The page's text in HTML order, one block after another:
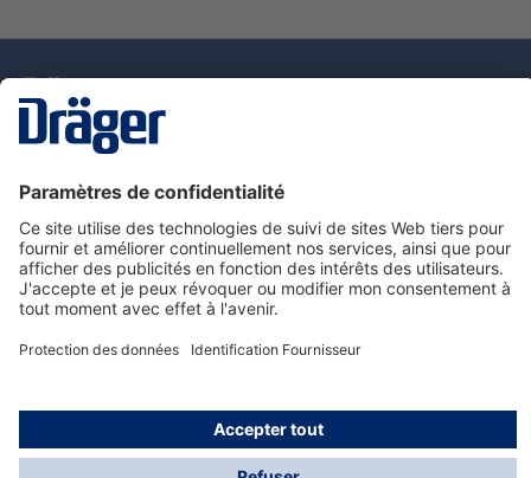
Nous contacter
Service de e-commande Dräger
Informations sur les produits
© Dräger France SAS, 2024
*Prix hors taxe. Frais de gestion et de livraison standard